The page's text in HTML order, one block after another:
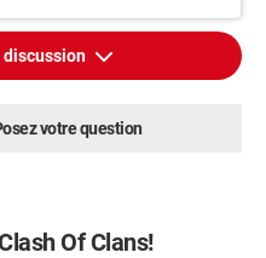
votre question
Of Clans!